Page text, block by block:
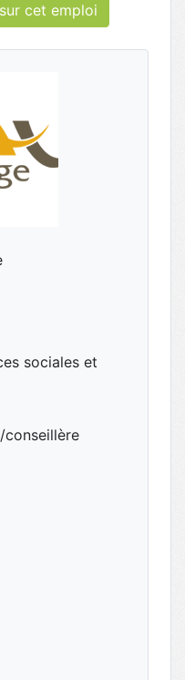
cet emploi
sociales et
conseillère